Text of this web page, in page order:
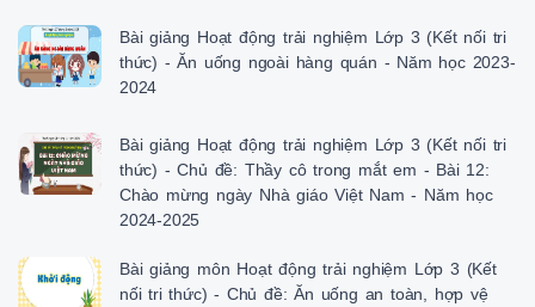
Bài giảng Hoạt động trải nghiệm Lớp 3 (Kết nối tri
thức) - Ăn uống ngoài hàng quán - Năm học 2023-
2024
Bài giảng Hoạt động trải nghiệm Lớp 3 (Kết nối tri
thức) - Chủ đề: Thầy cô trong mắt em - Bài 12:
Chào mừng ngày Nhà giáo Việt Nam - Năm học
2024-2025
Bài giảng môn Hoạt động trải nghiệm Lớp 3 (Kết
nối tri thức) - Chủ đề: Ăn uống an toàn, hợp vệ